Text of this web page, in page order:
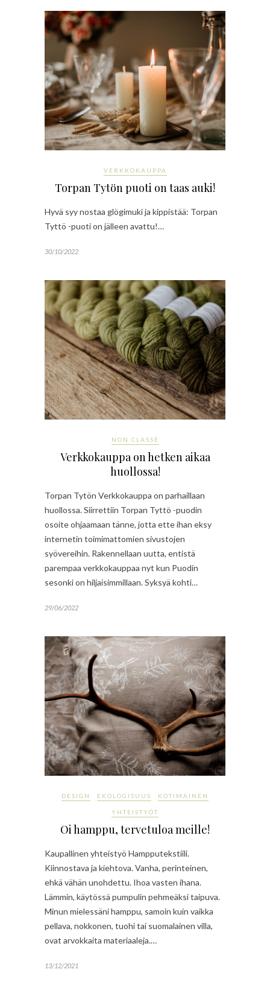
VERKKOKAUPPA
Torpan Tytön puoti on taas auki!
Hyvä syy nostaa glögimuki ja kippistää: Torpan
Tyttö -puoti on jälleen avattu!…
30/10/2022
NON CLASSÉ
Verkkokauppa on hetken aikaa
huollossa!
Torpan Tytön Verkkokauppa on parhaillaan
huollossa. Siirrettiin Torpan Tyttö -puodin
osoite ohjaamaan tänne, jotta ette ihan eksy
internetin toimimattomien sivustojen
syövereihin. Rakennellaan uutta, entistä
parempaa verkkokauppaa nyt kun Puodin
sesonki on hiljaisimmillaan. Syksyä kohti…
29/06/2022
DESIGN EKOLOGISUUS KOTIMAINEN
YHTEISTYÖT
Oi hamppu, tervetuloa meille!
Kaupallinen yhteistyö Hampputekstiili.
Kiinnostava ja kiehtova. Vanha, perinteinen,
ehkä vähän unohdettu. Ihoa vasten ihana.
Lämmin, käytössä pumpulin pehmeäksi taipuva.
Minun mielessäni hamppu, samoin kuin vaikka
pellava, nokkonen, tuohi tai suomalainen villa,
ovat arvokkaita materiaaleja.…
13/12/2021